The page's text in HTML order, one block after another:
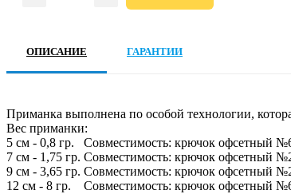
ОПИСАНИЕ ГАРАНТИИ
Приманка выполнена по особой технологии,
Вес приманки:
5 см - 0,8 гр. Совместимость: крючок офсетный
7 см - 1,75 гр. Совместимость: крючок офсетный
9 см - 3,65 гр. Совместимость: крючок офсетный
12 см - 8 гр. Совместимость: крючок офсетный